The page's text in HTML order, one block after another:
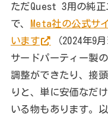
ただQuest 3用の純
で、 Meta社の公式サ
います
（2024年9
サードパーティー製
調整ができたり、接
りと、単に安価なだ
いる物もあります。